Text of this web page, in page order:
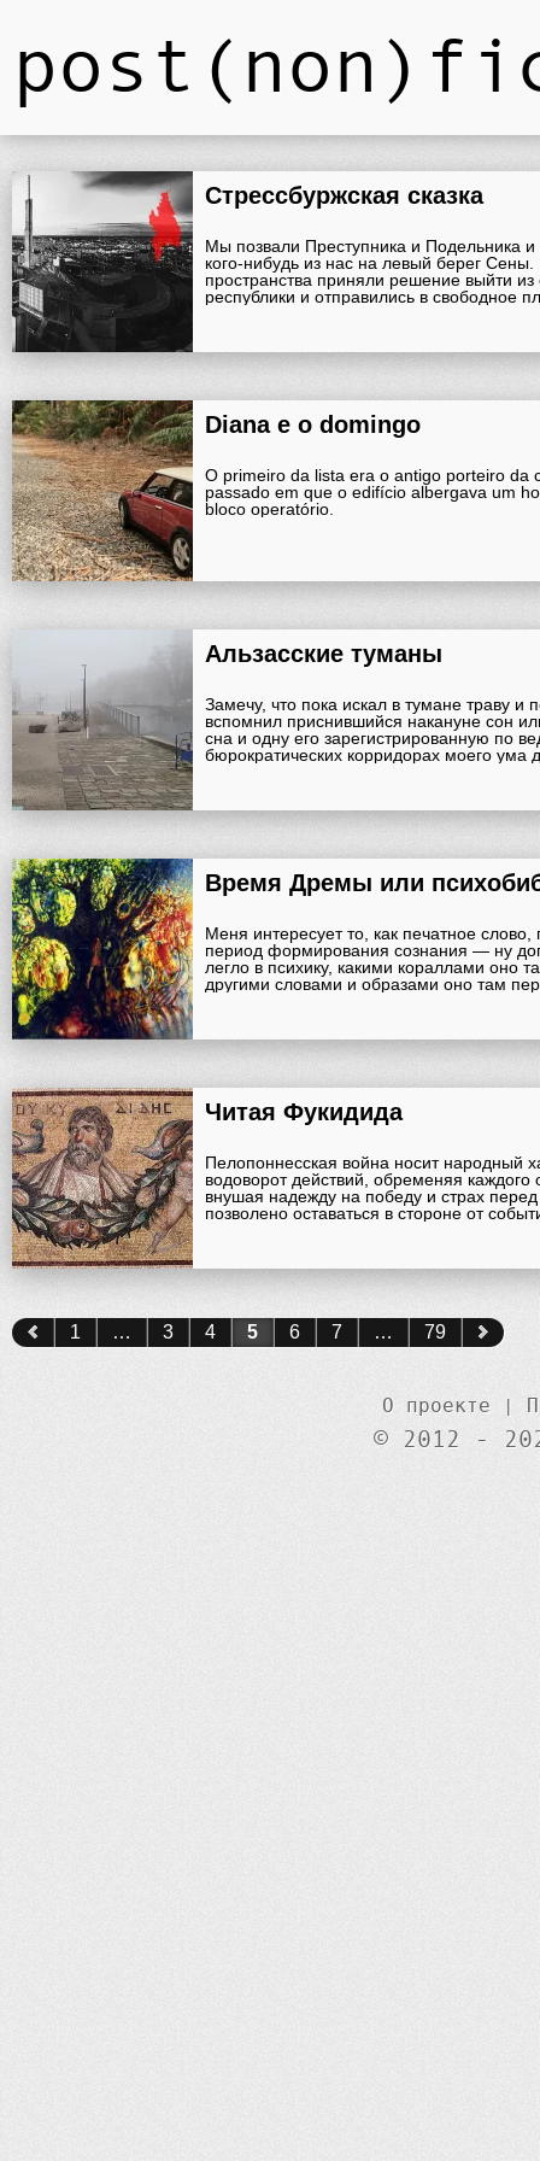
Стрессбуржская сказка
Мы позвали Преступника и Подельника и
кого-нибудь из нас на левый берег
пространства приняли решение выйти из
республики и отправились в свободное
Diana e o domingo
O primeiro da lista era o antigo porteiro da
passado em que o edifício albergava um
bloco operatório.
Альзасские туманы
Замечу, что пока искал в тумане траву и
вспомнил приснившийся накануне сон
сна и одну его зарегистрированную по
бюрократических корридорах моего ума
Меня интересует то, как печатное
период формирования сознания — ну
легло в психику, какими кораллами оно
другими словами и образами оно там
Читая Фукидида
Пелопоннесская война носит народный
водоворот действий, обременяя каждого
внушая надежду на победу и страх
позволено оставаться в стороне от
1 … 3 4 5 6 7 … 79
О проекте |
© 2012 -